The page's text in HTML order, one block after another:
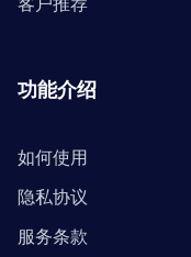
功能介绍
如何使用
隐私协议
服务条款